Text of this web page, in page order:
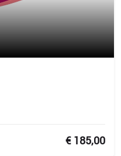
€ 185,00